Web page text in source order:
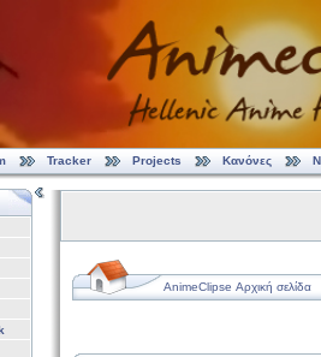
Tracker Projects Κανόνες
AnimeClipse Αρχική σελίδα